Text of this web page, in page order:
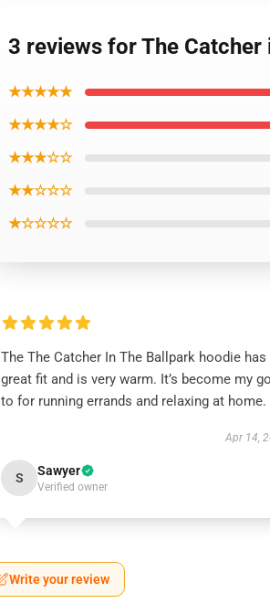
3 reviews for The
★★★★★
★★★★☆
★★★☆☆
★★☆☆☆
★☆☆☆☆
The The Catcher In The Ballpark hoodie has
great fit and is very warm. It’s become my
to for running errands and relaxing at home.
Apr 14,
S Sawyer
Verified owner
Write your review